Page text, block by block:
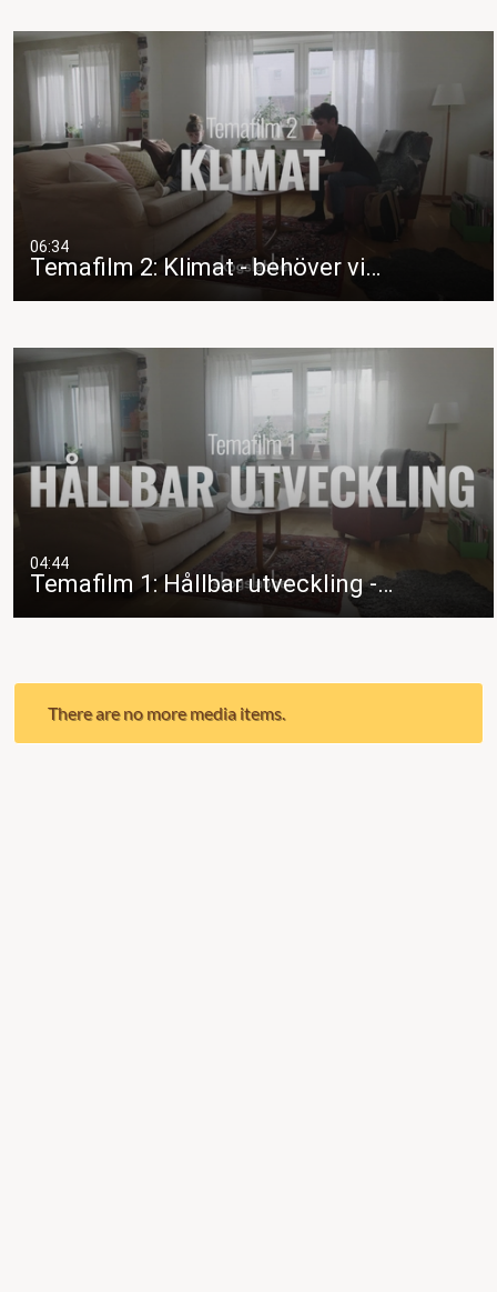
06:34
Temafilm 2: Klimat - behöver vi…
04:44
Temafilm 1: Hållbar utveckling -…
There are no more media items.